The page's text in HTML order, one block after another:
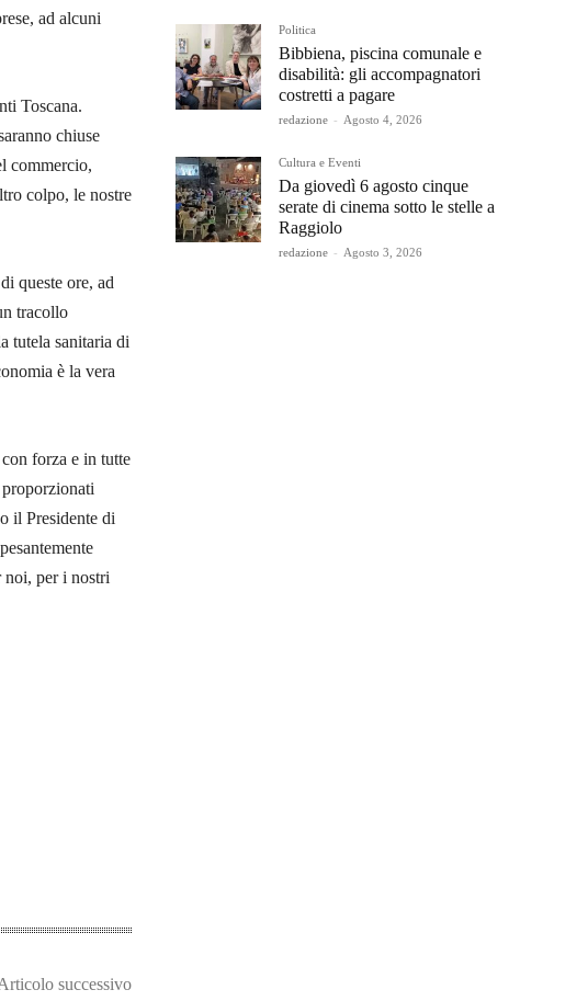
ad alcuni
Toscana.
chiuse
commercio,
colpo, le nostre
queste ore, ad
tracollo
tutela sanitaria di
è la vera
forza e in tutte
il Presidente di
noi, per i nostri
successivo
Politica
Bibbiena, piscina comunale e
disabilità: gli accompagnatori
costretti a pagare
redazione - Agosto 4, 2026
Cultura e Eventi
Da giovedì 6 agosto cinque
serate di cinema sotto le stelle a
Raggiolo
redazione - Agosto 3, 2026